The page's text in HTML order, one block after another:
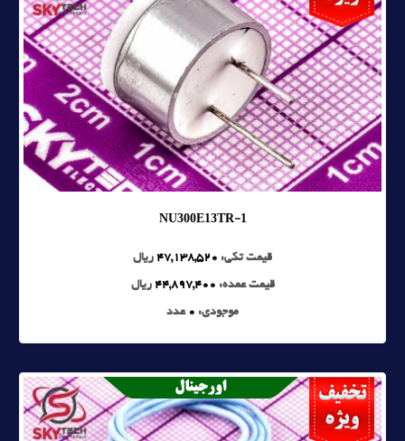
NU300E13TR-1
قیمت تکی: 47,138,520 ریال
قیمت عمده: 44,897,400 ریال
موجودی: 0 عدد